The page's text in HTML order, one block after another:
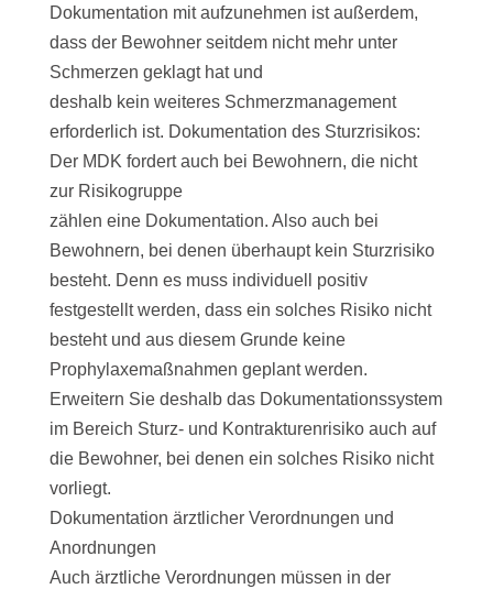
Dokumentation mit aufzunehmen ist außerdem,
dass der Bewohner seitdem nicht mehr unter
Schmerzen geklagt hat und
deshalb kein weiteres Schmerzmanagement
erforderlich ist. Dokumentation des Sturzrisikos:
Der MDK fordert auch bei Bewohnern, die nicht
zur Risikogruppe
zählen eine Dokumentation. Also auch bei
Bewohnern, bei denen überhaupt kein Sturzrisiko
besteht. Denn es muss individuell positiv
festgestellt werden, dass ein solches Risiko nicht
besteht und aus diesem Grunde keine
Prophylaxemaßnahmen geplant werden.
Erweitern Sie deshalb das Dokumentationssystem
im Bereich Sturz- und Kontrakturenrisiko auch auf
die Bewohner, bei denen ein solches Risiko nicht
vorliegt.
Dokumentation ärztlicher Verordnungen und
Anordnungen
Auch ärztliche Verordnungen müssen in der